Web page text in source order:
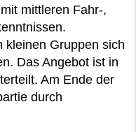
mittleren Fahr-,
kleinen Gruppen sich
Das Angebot ist in
Am Ende der
durch